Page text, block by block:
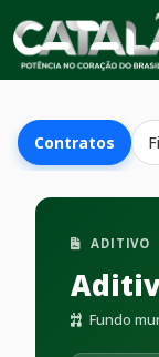
Contratos
ADITIVO
Fundo